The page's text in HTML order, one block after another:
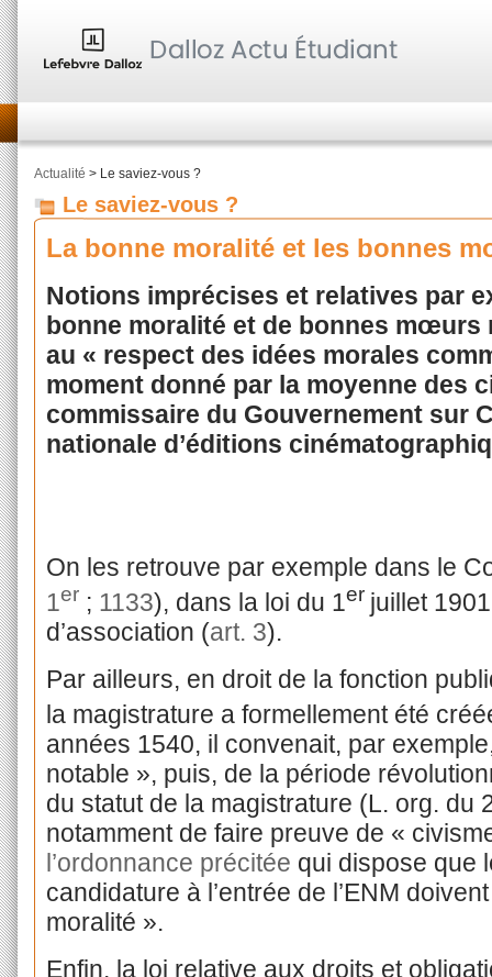
Actualité > Le saviez-vous ?
Le saviez-vous ?
La bonne moralité et les bonnes
Notions imprécises et relatives par
bonne moralité et de bonnes mœurs
au « respect des idées morales
moment donné par la moyenne des
commissaire du Gouvernement sur
nationale d’éditions
On les retrouve par exemple dans le
1er ; 1133), dans la loi du 1er juillet
d’association (art. 3).
Par ailleurs, en droit de la fonction
la magistrature a formellement été
années 1540, il convenait, par
notable », puis, de la période
du statut de la magistrature (L. org. du
notamment de faire preuve de «
l’ordonnance précitée qui dispose que
candidature à l’entrée de l’ENM
moralité ».
Enfin, la loi relative aux droits et